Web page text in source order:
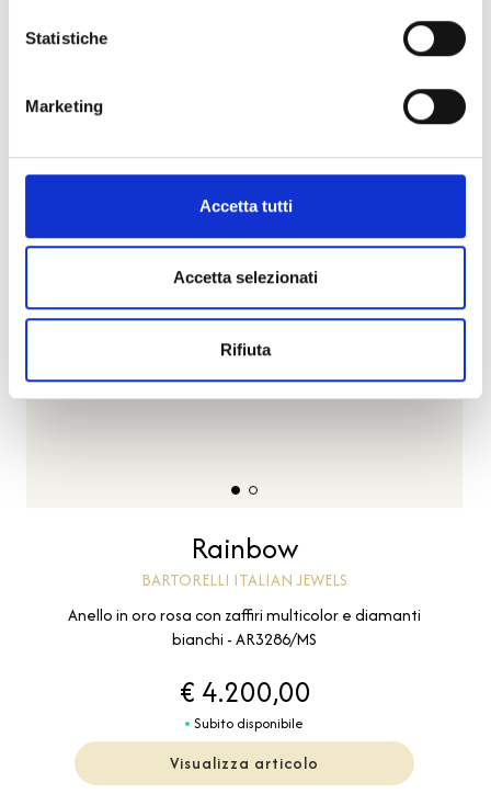
Statistiche
Marketing
Accetta tutti
Accetta selezionati
Rifiuta
Rainbow
BARTORELLI ITALIAN JEWELS
Anello in oro rosa con zaffiri multicolor e diamanti
bianchi - AR3286/MS
€ 4.200,00
Subito disponibile
Visualizza articolo